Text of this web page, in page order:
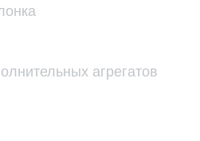
агрегатов